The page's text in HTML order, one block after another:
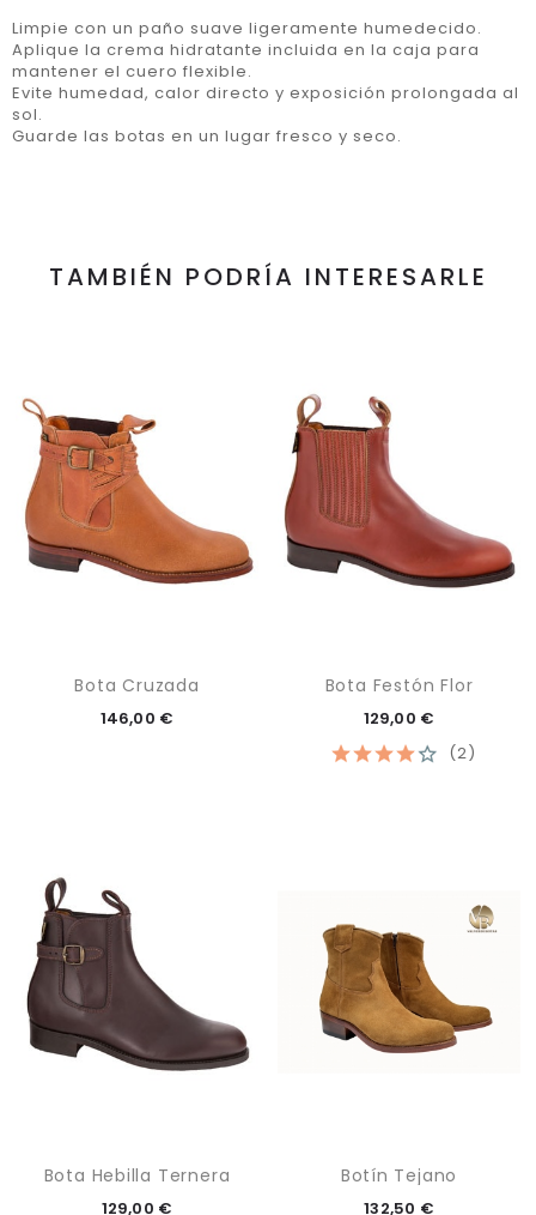
Limpie con un paño suave ligeramente humedecido.
Aplique la crema hidratante incluida en la caja para
mantener el cuero flexible.
Evite humedad, calor directo y exposición prolongada al
sol.
Guarde las botas en un lugar fresco y seco.
TAMBIÉN PODRÍA INTERESARLE
Bota Cruzada
146,00 €
(2)
Bota Festón Flor
129,00 €
Bota Hebilla Ternera
129,00 €
Botín Tejano
132,50 €